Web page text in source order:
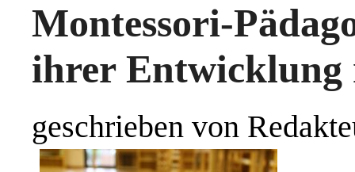
Montessori-
ihrer Entwicklung
geschrieben von